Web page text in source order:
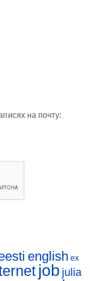
на почту:
english ex
job julia